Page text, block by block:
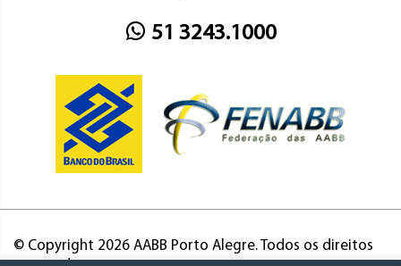
51 3243.1000
© Copyright 2026 AABB Porto Alegre. Todos os direitos